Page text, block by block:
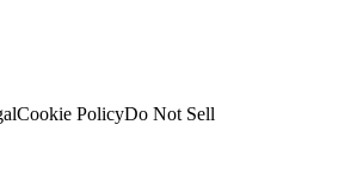
Cookie PolicyDo Not Sell